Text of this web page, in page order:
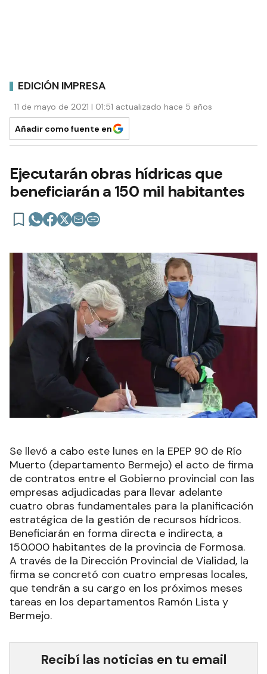
EDICIÓN IMPRESA
11 de mayo de 2021 | 01:51 actualizado hace 5 años
Añadir como fuente en
Ejecutarán obras hídricas que
beneficiarán a 150 mil habitantes
Se llevó a cabo este lunes en la EPEP 90 de Río
Muerto (departamento Bermejo) el acto de firma
de contratos entre el Gobierno provincial con las
empresas adjudicadas para llevar adelante
cuatro obras fundamentales para la planificación
estratégica de la gestión de recursos hídricos.
Beneficiarán en forma directa e indirecta, a
150.000 habitantes de la provincia de Formosa.
A través de la Dirección Provincial de Vialidad, la
firma se concretó con cuatro empresas locales,
que tendrán a su cargo en los próximos meses
tareas en los departamentos Ramón Lista y
Bermejo.
Recibí las noticias en tu email